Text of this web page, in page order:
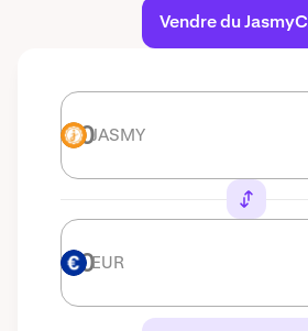
Vendre du
JASMY JASMY
EUR EUR